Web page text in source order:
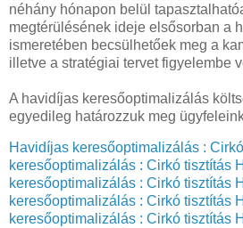
néhány hónapon belül
megtérülésének ideje elsősorban a
ismeretében becsülhetőek meg a
illetve a stratégiai tervet figyelembe
A havidíjas keresőoptimalizálás
egyedileg határozzuk meg
Havidíjas keresőoptimalizálás :
keresőoptimalizálás : Cirkó tisztítás
keresőoptimalizálás : Cirkó tisztítás
keresőoptimalizálás : Cirkó tisztítás
keresőoptimalizálás : Cirkó tisztítás